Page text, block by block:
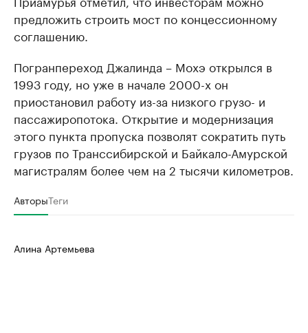
предложить строить мост по концессионному
соглашению.
Погранпереход Джалинда – Мохэ открылся в
1993 году, но уже в начале 2000-х он
приостановил работу из-за низкого грузо- и
пассажиропотока. Открытие и модернизация
этого пункта пропуска позволят сократить путь
грузов по Транссибирской и Байкало-Амурской
магистралям более чем на 2 тысячи километров.
АвторыТеги
Алина Артемьева